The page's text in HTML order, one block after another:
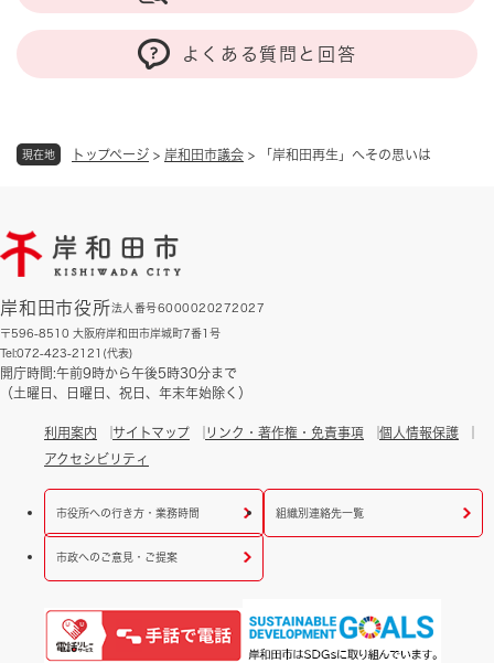
現在地 トップページ > 岸和田市議会 > 「岸和田再生」へその思いは
よくある質問と回答
岸和田市役所法人番号6000020272027
〒596-8510 大阪府岸和田市岸城町7番1号
Tel:072-423-2121(代表)
開庁時間:午前9時から午後5時30分まで
（土曜日、日曜日、祝日、年末年始除く）
利用案内 サイトマップ リンク・著作権・免責事項
個人情報保護
アクセシビリティ
市役所への行き方・業務時間 組織別連絡先一覧
市政へのご意見・ご提案